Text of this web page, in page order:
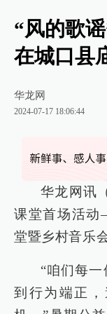
“风的歌
在城口县
华龙网
2024-07-17 18:06:44
华龙网讯
课堂首场活
堂暨乡村音乐
“咱们每
到行为端正